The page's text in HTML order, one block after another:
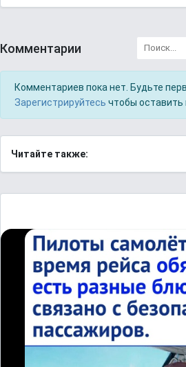
Комментарии
Комментариев пока нет. Будьте
Зарегистрируйтесь чтобы
Читайте также: